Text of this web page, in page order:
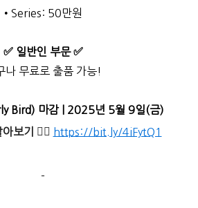
• Series: 50만원
✅ 일반인 부문✅
나 무료로 출품 가능!
Bird) 마감 | 2025년 5월 9일(금)
보기
https://bit.ly/4iFytQ1
-